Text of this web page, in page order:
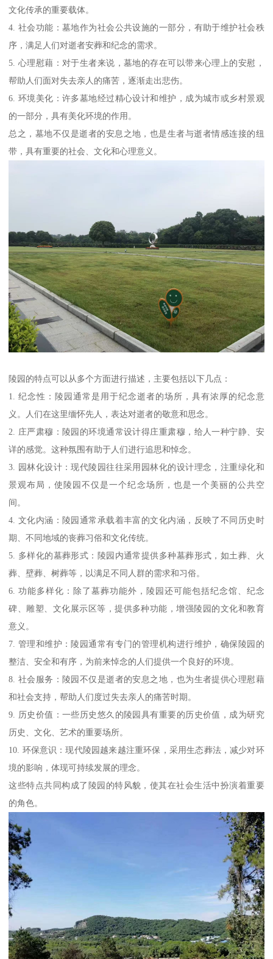
文化传承的重要载体。
4. 社会功能：墓地作为社会公共设施的一部分，有助于维护社会秩
序，满足人们对逝者安葬和纪念的需求。
5. 心理慰藉：对于生者来说，墓地的存在可以带来心理上的安慰，
帮助人们面对失去亲人的痛苦，逐渐走出悲伤。
6. 环境美化：许多墓地经过精心设计和维护，成为城市或乡村景观
的一部分，具有美化环境的作用。
总之，墓地不仅是逝者的安息之地，也是生者与逝者情感连接的纽
带，具有重要的社会、文化和心理意义。
陵园的特点可以从多个方面进行描述，主要包括以下几点：
1. 纪念性：陵园通常是用于纪念逝者的场所，具有浓厚的纪念意
义。人们在这里缅怀先人，表达对逝者的敬意和思念。
2. 庄严肃穆：陵园的环境通常设计得庄重肃穆，给人一种宁静、安
详的感觉。这种氛围有助于人们进行追思和悼念。
3. 园林化设计：现代陵园往往采用园林化的设计理念，注重绿化和
景观布局，使陵园不仅是一个纪念场所，也是一个美丽的公共空
间。
4. 文化内涵：陵园通常承载着丰富的文化内涵，反映了不同历史时
期、不同地域的丧葬习俗和文化传统。
5. 多样化的墓葬形式：陵园内通常提供多种墓葬形式，如土葬、火
葬、壁葬、树葬等，以满足不同人群的需求和习俗。
6. 功能多样化：除了墓葬功能外，陵园还可能包括纪念馆、纪念
碑、雕塑、文化展示区等，提供多种功能，增强陵园的文化和教育
意义。
7. 管理和维护：陵园通常有专门的管理机构进行维护，确保陵园的
整洁、安全和有序，为前来悼念的人们提供一个良好的环境。
8. 社会服务：陵园不仅是逝者的安息之地，也为生者提供心理慰藉
和社会支持，帮助人们度过失去亲人的痛苦时期。
9. 历史价值：一些历史悠久的陵园具有重要的历史价值，成为研究
历史、文化、艺术的重要场所。
10. 环保意识：现代陵园越来越注重环保，采用生态葬法，减少对环
境的影响，体现可持续发展的理念。
这些特点共同构成了陵园的特风貌，使其在社会生活中扮演着重要
的角色。